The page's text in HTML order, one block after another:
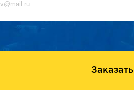
Заказать